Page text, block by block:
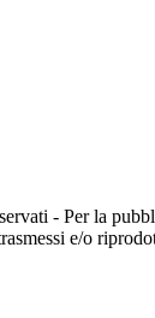
- Per la
e/o